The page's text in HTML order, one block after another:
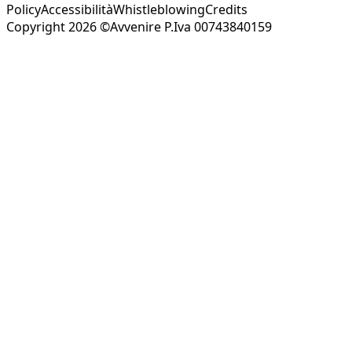
PolicyAccessibilitàWhistleblowingCredits
Copyright 2026 ©Avvenire P.Iva 00743840159